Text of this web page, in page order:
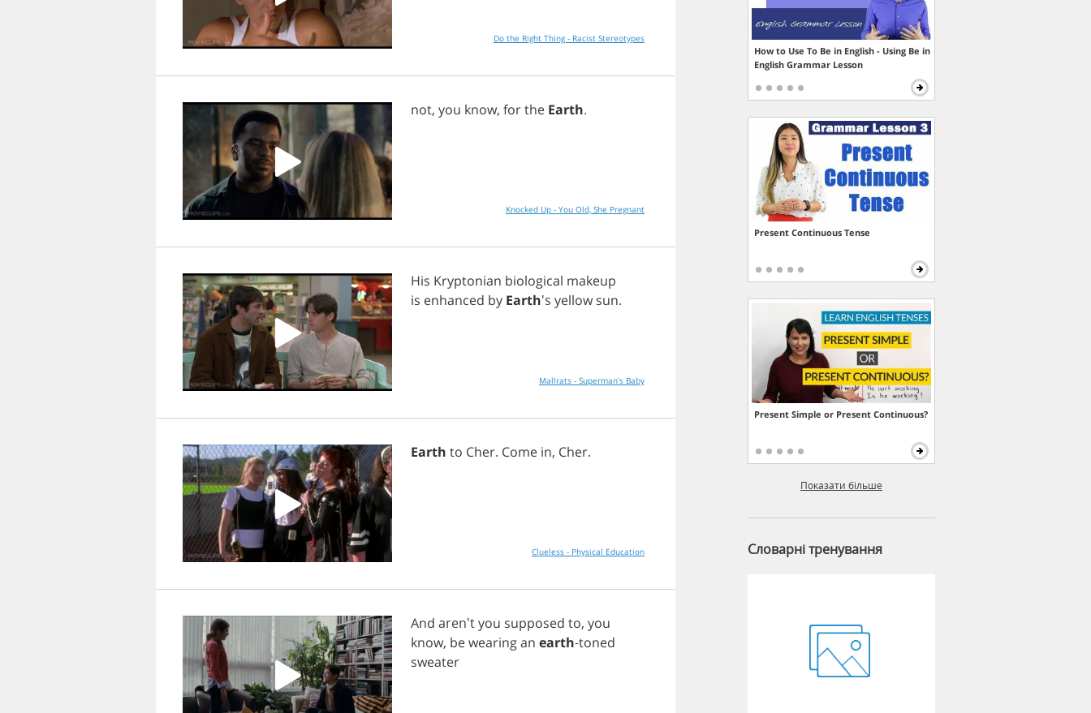
Do the Right Thing - Racist Stereotypes
not, you know, forthe Earth.
Knocked Up - You Old, She Pregnant
His Kryptonian biological makeup
is enhanced by Earth's yellow sun.
Mallrats - Superman's Baby
Earth to Cher. Come in, Cher.
Clueless - Physical Education
And aren'tyou supposed to, you
know, bewearingan earth-toned
sweater
How to Use To Be in English - Using Be in
English Grammar Lesson
Present Continuous Tense
Present Simple or Present Continuous?
Показати більше
Словарні тренування